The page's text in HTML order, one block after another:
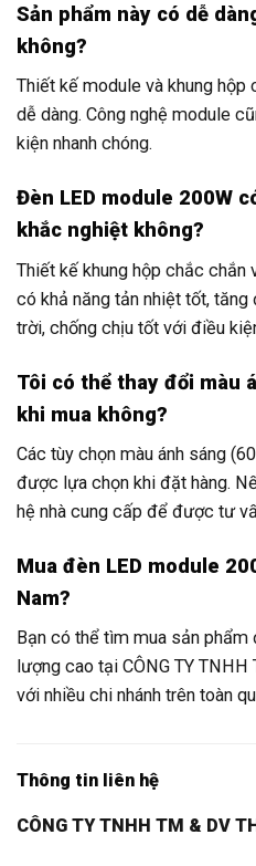
Sản phẩm này có dễ
không?
Thiết kế module và khung
dễ dàng. Công nghệ module
kiện nhanh chóng.
Đèn LED module 200W
khắc nghiệt không?
Thiết kế khung hộp chắc
có khả năng tản nhiệt tốt,
trời, chống chịu tốt với điều
Tôi có thể thay đổi màu
khi mua không?
Các tùy chọn màu ánh sáng
được lựa chọn khi đặt hàng.
hệ nhà cung cấp để được tư
Mua đèn LED module
Nam?
Bạn có thể tìm mua sản
lượng cao tại CÔNG TY
với nhiều chi nhánh trên toàn
Thông tin liên hệ
CÔNG TY TNHH TM & DV